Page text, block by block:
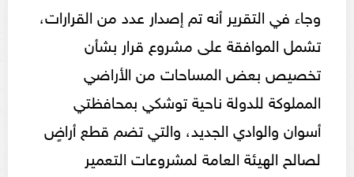
وجاء في التقرير أنه تم إصدار عدد من القرارات،
تشمل الموافقة على مشروع قرار بشأن
تخصيص بعض المساحات من الأراضي
المملوكة للدولة ناحية توشكي بمحافظتي
أسوان والوادي الجديد، والتي تضم قطع أراضٍ
لصالح الهيئة العامة لمشروعات التعمير